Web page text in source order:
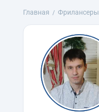
Главная Фрилансеры